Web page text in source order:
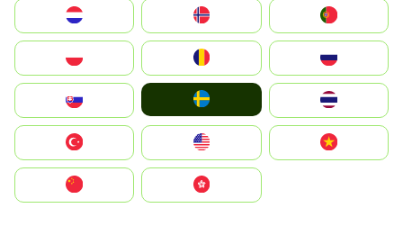
United States
中國香港特別行政區